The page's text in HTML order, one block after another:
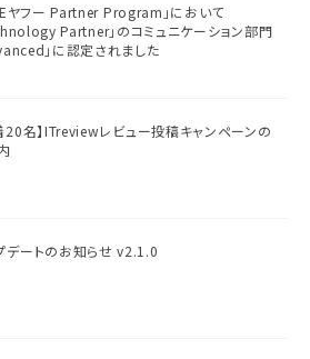
ヤフー Partner Program」において
Partner」のコミュニケーション部門
」に認定されました
20名】ITreviewレビュー投稿キャンペーンの
デートのお知らせ v2.1.0